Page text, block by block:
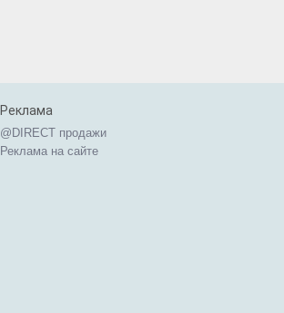
Реклама
@DIRECT продажи
Реклама на сайте